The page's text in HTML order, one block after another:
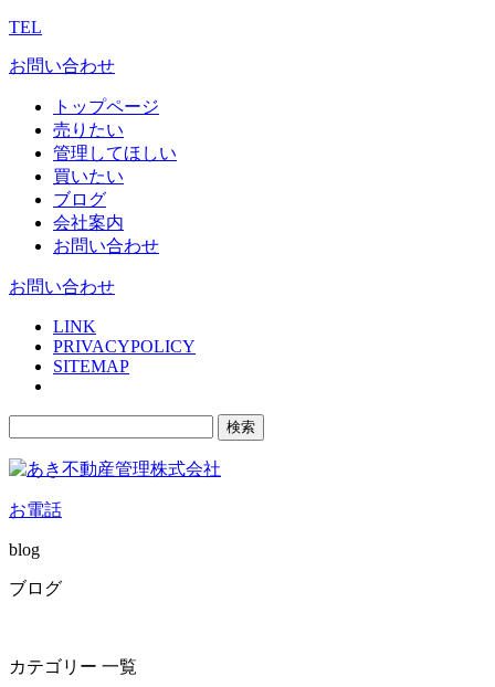
TEL
お問い合わせ
トップページ
売りたい
管理してほしい
買いたい
ブログ
会社案内
お問い合わせ
お問い合わせ
LINK
PRIVACYPOLICY
SITEMAP
お電話
blog
ブログ
カテゴリー 一覧